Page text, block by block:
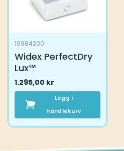
10984200
Widex PerfectDry
Lux™
1.295,00 kr
Legg i
handlekurv